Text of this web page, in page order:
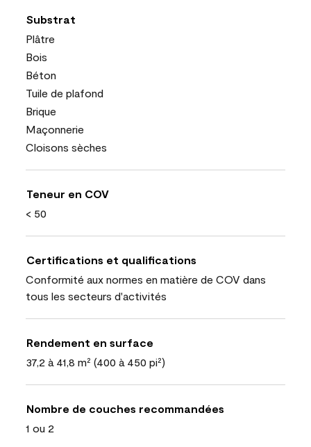
Substrat
Plâtre
Bois
Béton
Tuile de plafond
Brique
Maçonnerie
Cloisons sèches
Teneur en COV
< 50
Certifications et qualifications
Conformité aux normes en matière de COV dans
tous les secteurs d'activités
Rendement en surface
37,2 à 41,8 m² (400 à 450 pi²)
Nombre de couches recommandées
1 ou 2